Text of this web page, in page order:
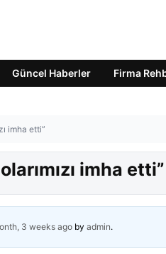
Güncel Haberler Firma
imha etti”
imha etti”
3 weeks ago by admin.